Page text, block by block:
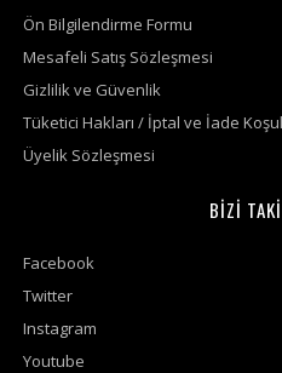
Ön Bilgilendirme Formu
Mesafeli Satış Sözleşmesi
Gizlilik ve Güvenlik
Tüketici Hakları / İptal ve İade
Üyelik Sözleşmesi
BİZİ
Facebook
Twitter
Instagram
Youtube